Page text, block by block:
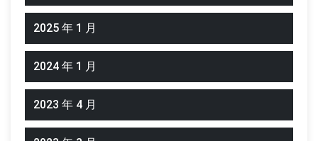
2025 年 1 月
2024 年 1 月
2023 年 4 月